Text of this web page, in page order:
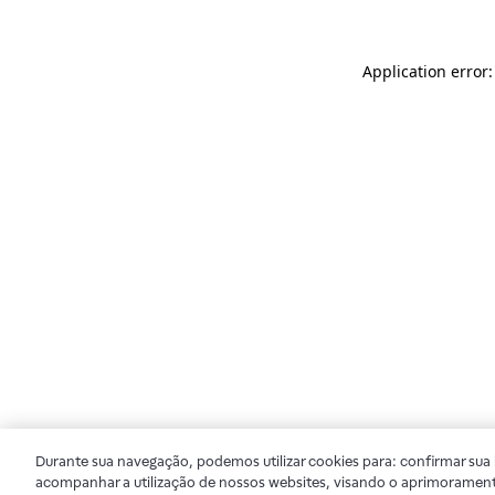
Application
Durante sua navegação, podemos utilizar cookies para: confirmar
acompanhar a utilização de nossos websites, visando o